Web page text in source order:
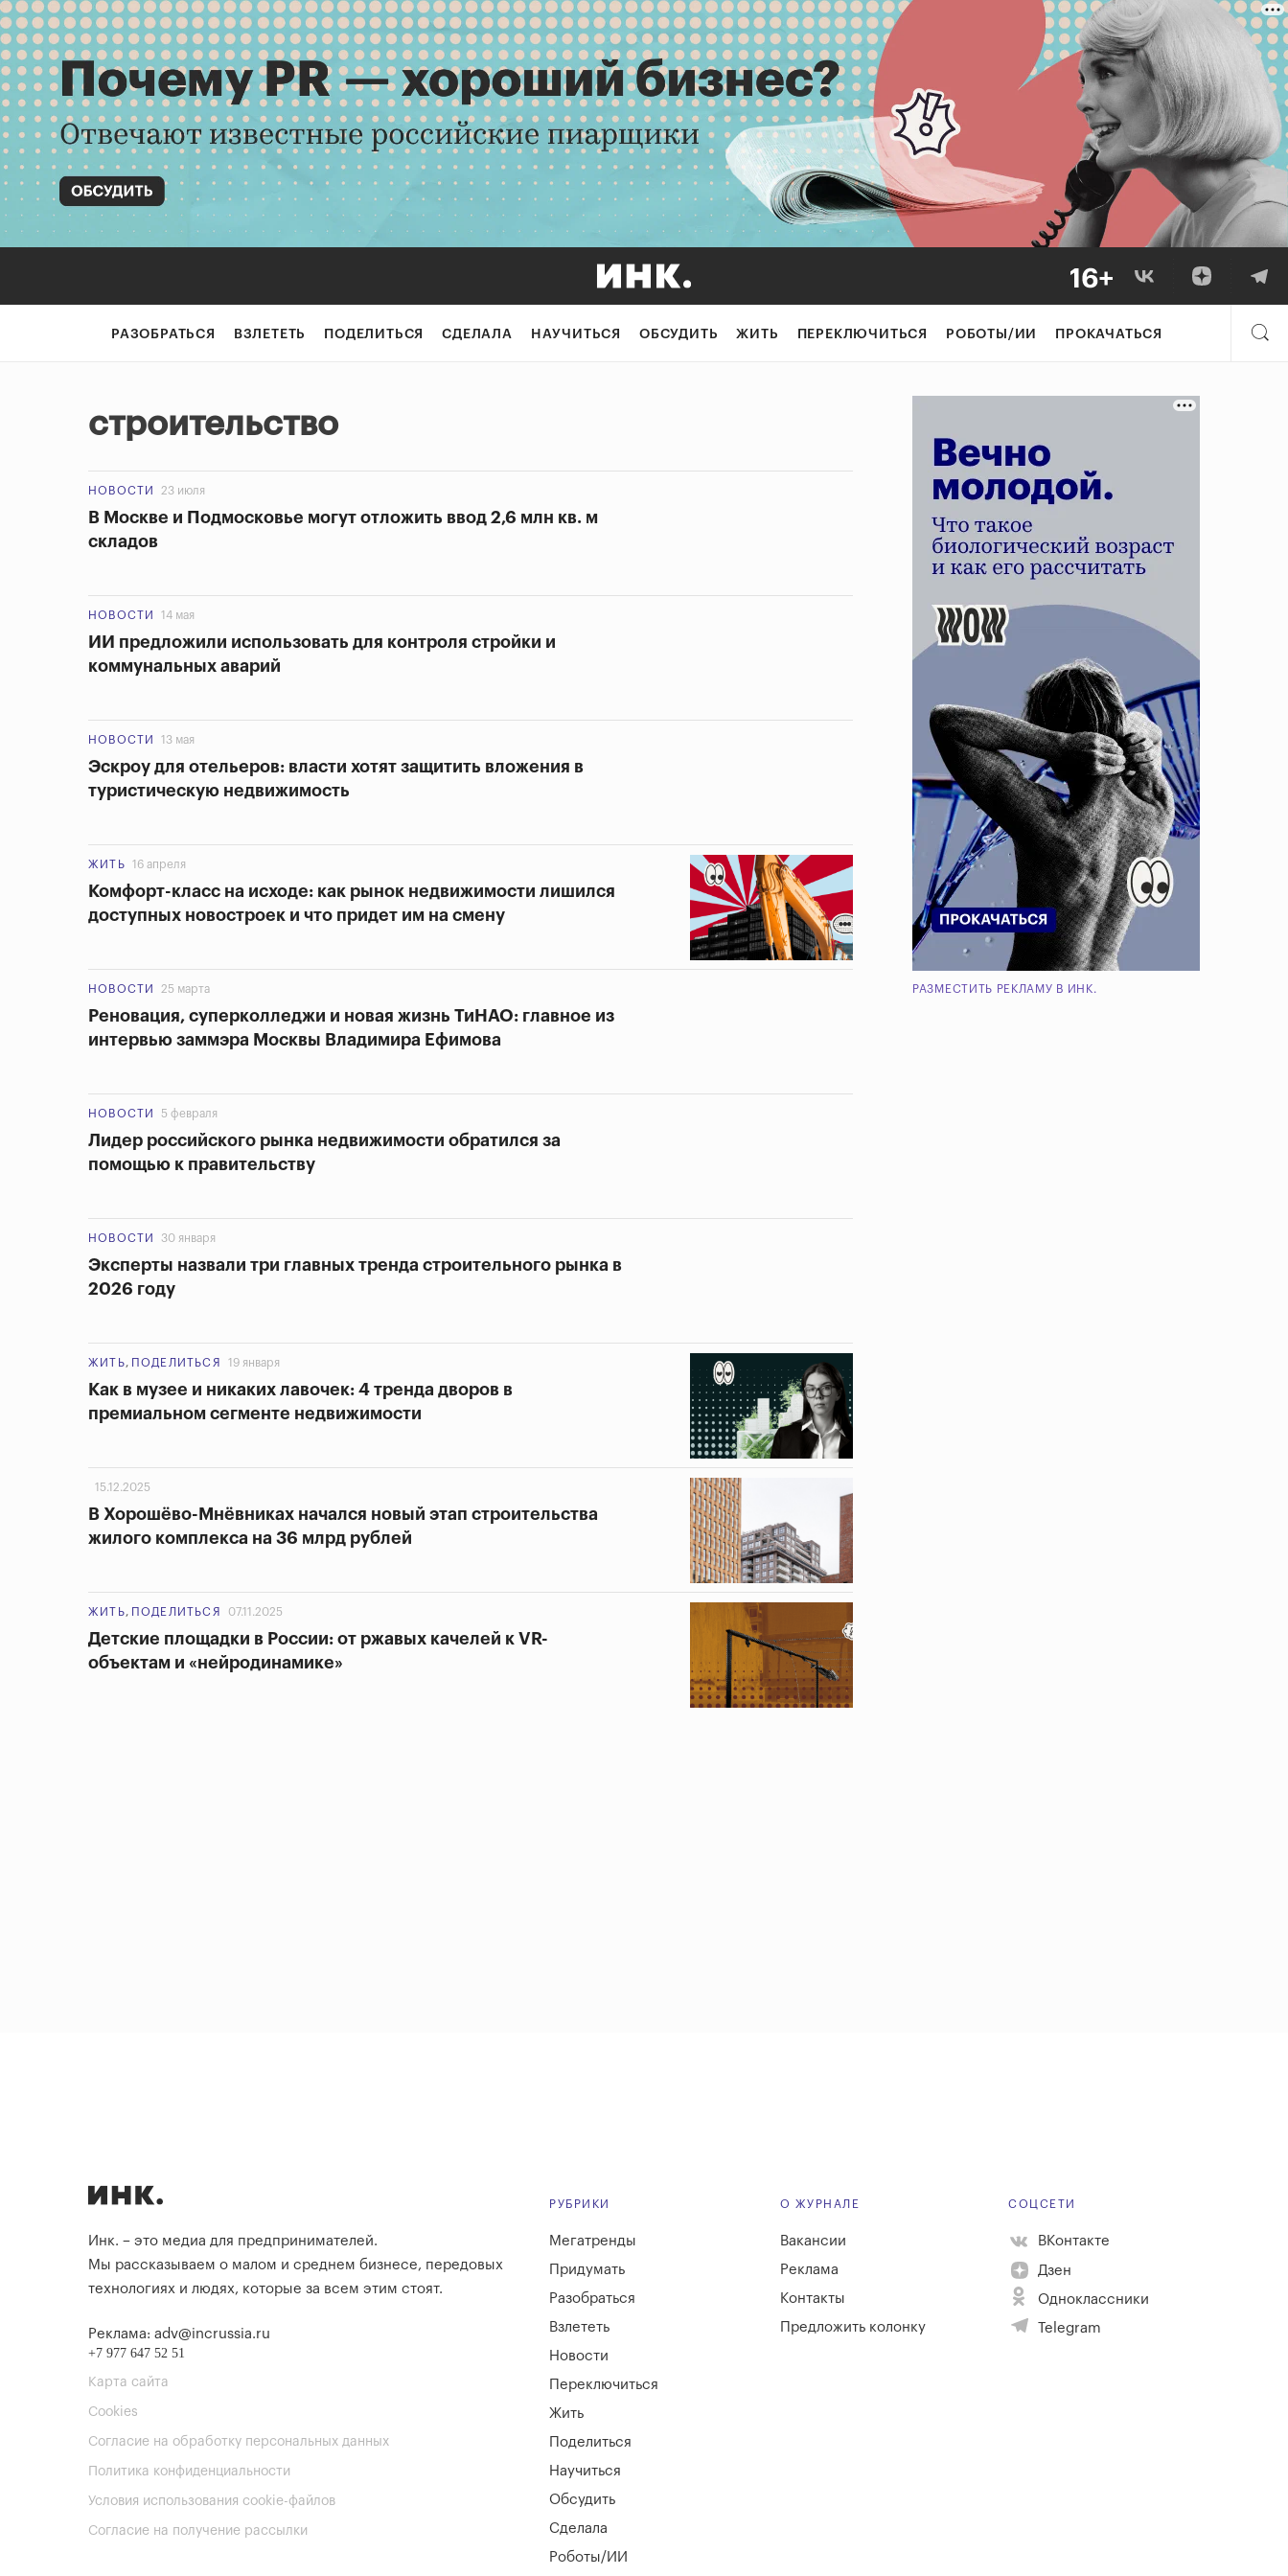
РАЗОБРАТЬСЯ ВЗЛЕТЕТЬ ПОДЕЛИТЬСЯ СДЕЛАЛА НАУЧИТЬСЯ ОБСУДИТЬ ЖИТЬ ПЕРЕКЛЮЧИТЬСЯ РОБОТЫ/ИИ ПРОКАЧАТЬСЯ
строительство
НОВОСТИ 23 июля
В Москве и Подмосковье могут отложить ввод 2,6 млн кв. м
складов
НОВОСТИ 14 мая
ИИ предложили использовать для контроля стройки и
коммунальных аварий
НОВОСТИ 13 мая
Эскроу для отельеров: власти хотят защитить вложения в
туристическую недвижимость
ЖИТЬ 16 апреля
Комфорт-класс на исходе: как рынок недвижимости лишился
доступных новостроек и что придет им на смену
НОВОСТИ 25 марта
Реновация, суперколледжи и новая жизнь ТиНАО: главное из
интервью заммэра Москвы Владимира Ефимова
НОВОСТИ 5 февраля
Лидер российского рынка недвижимости обратился за
помощью к правительству
НОВОСТИ 30 января
Эксперты назвали три главных тренда строительного рынка в
2026 году
ЖИТЬ, ПОДЕЛИТЬСЯ 19 января
Как в музее и никаких лавочек: 4 тренда дворов в
премиальном сегменте недвижимости
15.12.2025
В Хорошёво-Мнёвниках начался новый этап строительства
жилого комплекса на 36 млрд рублей
ЖИТЬ, ПОДЕЛИТЬСЯ 07.11.2025
Детские площадки в России: от ржавых качелей к VR-
объектам и «нейродинамике»
РАЗМЕСТИТЬ РЕКЛАМУ В ИНК.
Инк. – это медиа для предпринимателей.
Мы рассказываем о малом и среднем бизнесе, передовых
технологиях и людях, которые за всем этим стоят.
Реклама: adv@incrussia.ru
+7 977 647 52 51
Карта сайта
Cookies
Согласие на обработку персональных данных
Политика конфиденциальности
Условия использования cookie-файлов
Согласие на получение рассылки
РУБРИКИ
Мегатренды
Придумать
Разобраться
Взлететь
Новости
Переключиться
Жить
Поделиться
Научиться
Обсудить
Сделала
Роботы/ИИ
О ЖУРНАЛЕ
Вакансии
Реклама
Контакты
Предложить колонку
СОЦСЕТИ
ВКонтакте
Дзен
Одноклассники
Telegram